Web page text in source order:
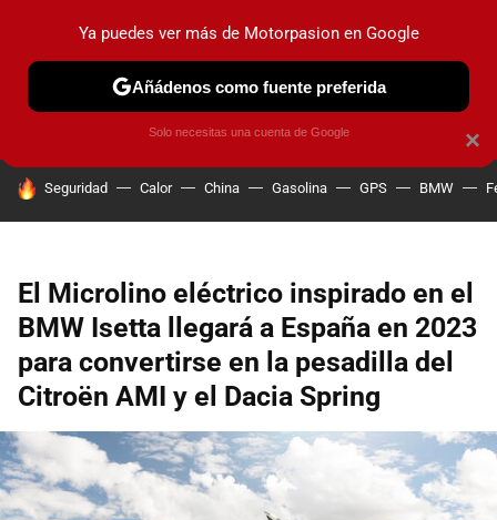
PRUEBAS COCHES ELÉCTRICOS OBSERVATORIO
HOY SE HABLA DE
Seguridad Calor China Gasolina GPS BMW
El Microlino eléctrico inspirado en el
BMW Isetta llegará a España en 2023
para convertirse en la pesadilla del
Citroën AMI y el Dacia Spring
×
Ya puedes ver más de Motorpasion en Google
Añádenos como fuente preferida
Solo necesitas una cuenta de Google